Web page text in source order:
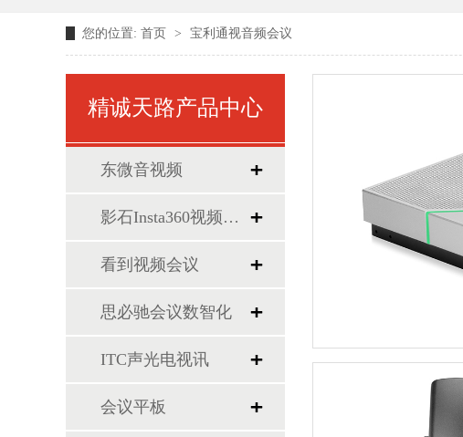
您的位置: 首页 > 宝利通视音频会议
精诚天路产品中心
东微音视频
影石Insta360视频会议
看到视频会议
思必驰会议数智化
ITC声光电视讯
会议平板